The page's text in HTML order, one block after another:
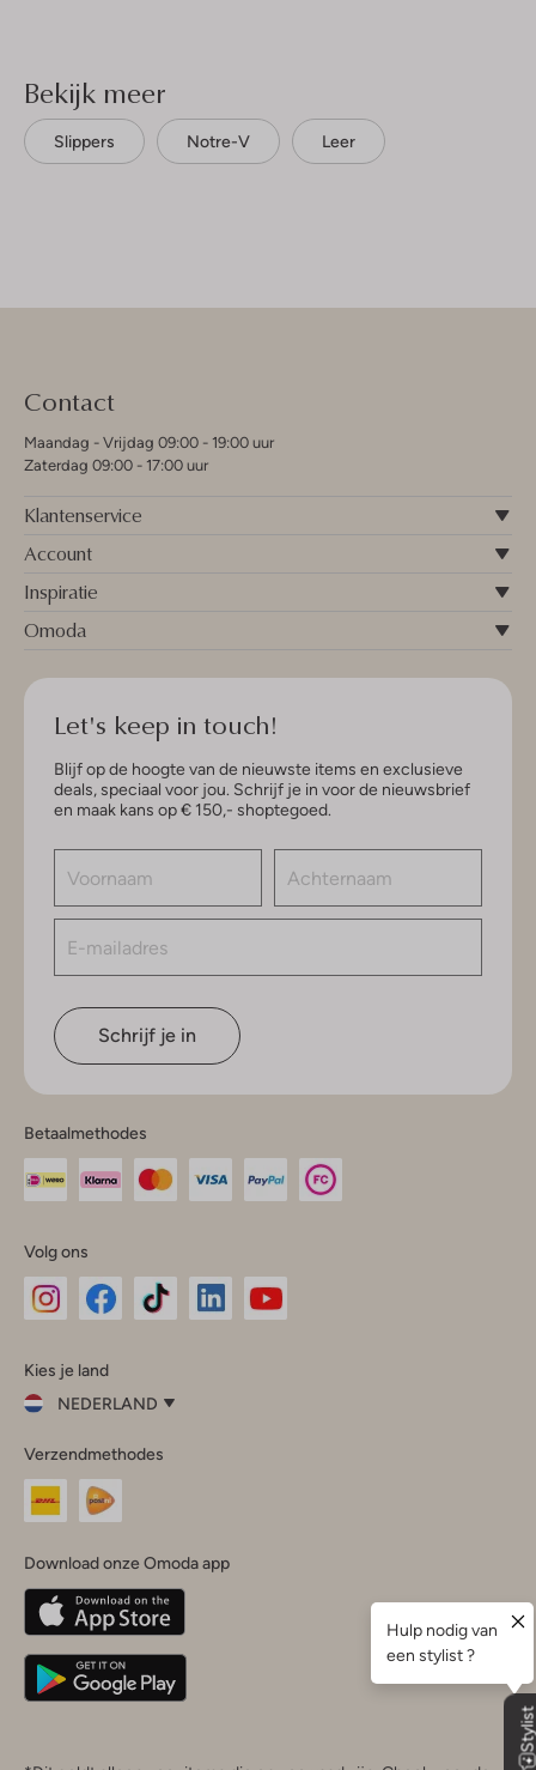
Bekijk meer
Slippers Notre-V Leer
Contact
Maandag - Vrijdag 09:00 - 19:00 uur
Zaterdag 09:00 - 17:00 uur
Klantenservice
Account
Inspiratie
Omoda
Let's keep in touch!
Blijf op de hoogte van de nieuwste items en exclusieve
deals, speciaal voor jou. Schrijf je in voor de nieuwsbrief
en maak kans op € 150,- shoptegoed.
Schrijf je in
Betaalmethodes
Volg ons
InstagramFacebook
Kies je land
NEDERLAND
je
land
Nederland
Belgique(Français)
Deutschland
Verzendmethodes
Download onze Omoda app